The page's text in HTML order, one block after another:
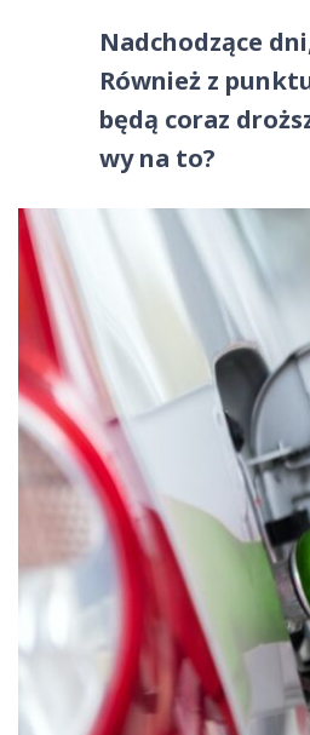
Nadchodzące
Również z
będą coraz
wy na to?